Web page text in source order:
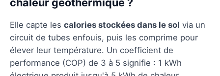
Elle capte les calories stockées dans le sol via un
circuit de tubes enfouis, puis les comprime pour
élever leur température. Un coefficient de
performance (COP) de 3 à 5 signifie : 1 kWh